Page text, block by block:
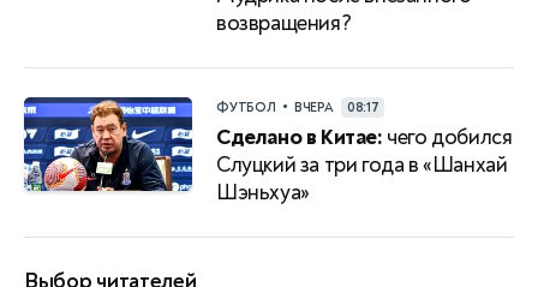
возвращения?
ФУТБОЛ • ВЧЕРА 08:17
Сделано в Китае: чего добился
Слуцкий за три года в «Шанхай
Шэньхуа»